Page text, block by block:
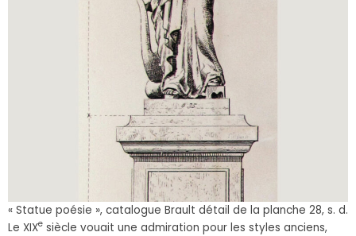
« Statue poésie », catalogue Brault détail de la planche 28, s. d.
Le XIXe siècle vouait une admiration pour les styles anciens,